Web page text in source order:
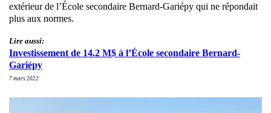
extérieur de l’École secondaire Bernard-Gariépy qui ne répondait
plus aux normes.
Lire aussi:
Investissement de 14.2 M$ à l’École secondaire Bernard-
Gariépy
7 mars 2022